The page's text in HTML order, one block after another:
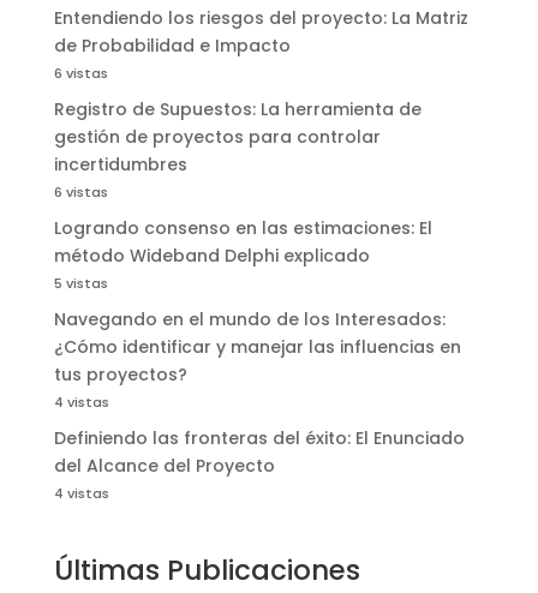
Entendiendo los riesgos del proyecto: La Matriz
de Probabilidad e Impacto
6 vistas
Registro de Supuestos: La herramienta de
gestión de proyectos para controlar
incertidumbres
6 vistas
Logrando consenso en las estimaciones: El
método Wideband Delphi explicado
5 vistas
Navegando en el mundo de los Interesados:
¿Cómo identificar y manejar las influencias en
tus proyectos?
4 vistas
Definiendo las fronteras del éxito: El Enunciado
del Alcance del Proyecto
4 vistas
Últimas Publicaciones